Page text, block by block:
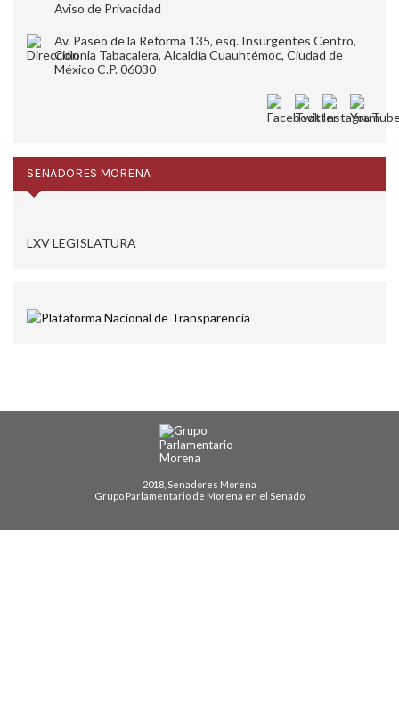
Aviso de Privacidad
Av. Paseo de la Reforma 135, esq. Insurgentes Centro,
Colonia Tabacalera, Alcaldía Cuauhtémoc, Ciudad de
México C.P. 06030
SENADORES MORENA
LXV LEGISLATURA
2018, Senadores Morena
Grupo Parlamentario de Morena en el Senado